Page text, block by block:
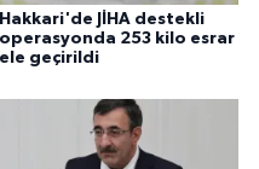
Hakkari'de JİHA destekli
operasyonda 253 kilo esrar
ele geçirildi